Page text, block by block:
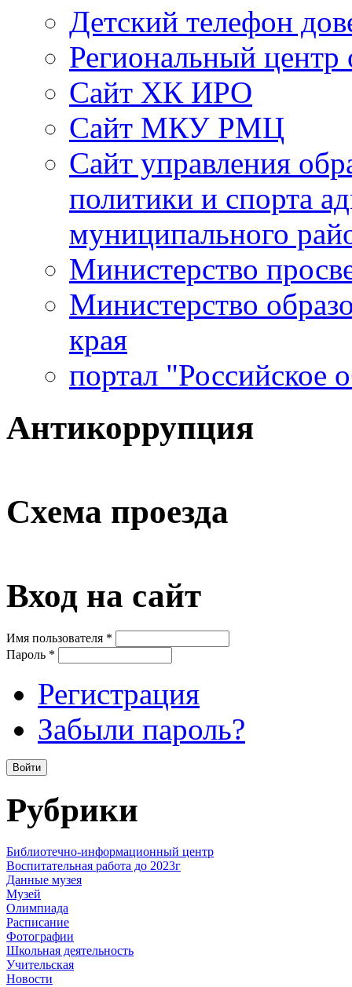
Детский телефон
Региональный центр
Сайт ХК ИРО
Сайт МКУ РМЦ
Сайт управления
политики и спорта
муниципального
Министерство
Министерство
края
портал "Российское
Антикоррупция
Схема проезда
Вход на сайт
Имя пользователя *
Пароль *
Регистрация
Забыли пароль?
Рубрики
Библиотечно-информационный центр
Воспитательная работа до 2023г
Данные музея
Музей
Олимпиада
Расписание
Фотографии
Школьная деятельность
Учительская
Новости